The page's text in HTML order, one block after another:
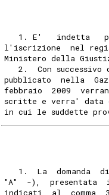
1. E'   indetta
l'iscrizione  nel
Ministero della
2.  Con successivo
pubblicato  nella
febbraio  2009
scritte e verra' data
in cui le suddette
1.  La  domanda
"A"  -),  presentata
indicati  al  comma